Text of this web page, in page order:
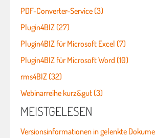
PDF-Converter-Service (3)
Plugin4BIZ (27)
Plugin4BIZ für Microsoft Excel (7)
Plugin4BIZ für Microsoft Word (10)
rms4BIZ (32)
Webinarreihe kurz&gut (3)
MEISTGELESEN
Versionsinformationen in gelenkte